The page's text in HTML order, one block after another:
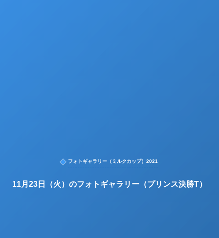
フォトギャラリー（ミルクカップ）2021
11月23日（火）のフォトギャラリー（プリンス決勝T）